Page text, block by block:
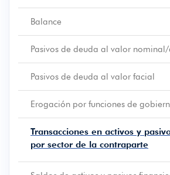
Balance
Pasivos de deuda al valor
Pasivos de deuda al valor facial
Erogación por funciones de
Transacciones en activos y
por sector de la contraparte